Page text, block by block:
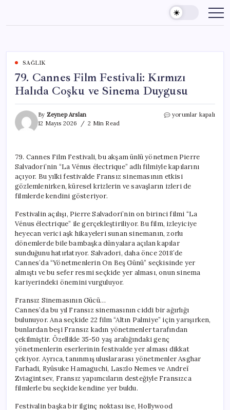
content
SAĞLIK
79. Cannes Film Festivali: Kırmızı
Halıda Coşku ve Sinema Duygusu
By Zeynep Arslan
12 Mayıs 2026
2 Min Read
79.
Halıda
Coşku
ve
Sinema
yorumlar kapalı
79. Cannes Film Festivali, bu akşam ünlü yönetmen Pierre
Salvadori’nin “La Vénus électrique” adlı filmiyle kapılarını
açıyor. Bu yılki festivalde Fransız sinemasının etkisi
gözlemlenirken, küresel krizlerin ve savaşların izleri de
filmlerde kendini gösteriyor.
Festivalin açılışı, Pierre Salvadori’nin on birinci filmi “La
Vénus électrique” ile gerçekleştiriliyor. Bu film, izleyiciye
heyecan verici aşk hikayeleri sunan sinemanın, zorlu
dönemlerde bile bambaşka dünyalara açılan kapılar
sunduğunu hatırlatıyor. Salvadori, daha önce 2018’de
Cannes’da “Yönetmenlerin On Beş Günü” seçkisinde yer
almıştı ve bu sefer resmi seçkide yer alması, onun sinema
kariyerindeki önemini vurguluyor.
Fransız Sinemasının Gücü…
Cannes’da bu yıl Fransız sinemasının ciddi bir ağırlığı
bulunuyor. Ana seçkide 22 film “Altın Palmiye” için yarışırken,
bunlardan beşi Fransız kadın yönetmenler tarafından
çekilmiştir. Özellikle 35-50 yaş aralığındaki genç
yönetmenlerin eserlerinin festivalde yer alması dikkat
çekiyor. Ayrıca, tanınmış uluslararası yönetmenler Asghar
Farhadi, Ryûsuke Hamaguchi, Laszlo Nemes ve Andreï
Zviagintsev, Fransız yapımcıların desteğiyle Fransızca
filmlerle bu seçkide kendine yer buldu.
Festivalin başka bir ilginç noktası ise, Hollywood